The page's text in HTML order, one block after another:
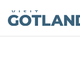
Visit Gotland